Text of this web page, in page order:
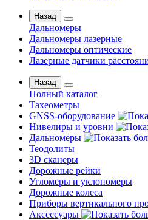
Назад
Дальномеры
Дальномеры лазерные
Дальномеры оптические
Лазерные датчики
Назад
Полный каталог
Тахеометры
GNSS-оборудование
Нивелиры и уровни
Дальномеры
Теодолиты
3D сканеры
Дорожные рейки
Угломеры и уклономеры
Дорожные колеса
Приборы вертикального
Аксессуары